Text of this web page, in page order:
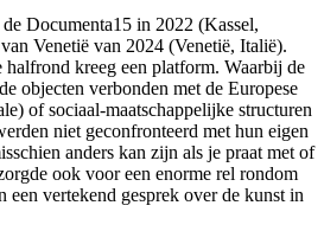
Documenta15 in 2022 (Kassel,
Venetië van 2024 (Venetië, Italië).
kreeg een platform. Waarbij de
objecten verbonden met de Europese
of sociaal-maatschappelijke structuren
niet geconfronteerd met hun eigen
anders kan zijn als je praat met of
ook voor een enorme rel rondom
een vertekend gesprek over de kunst in